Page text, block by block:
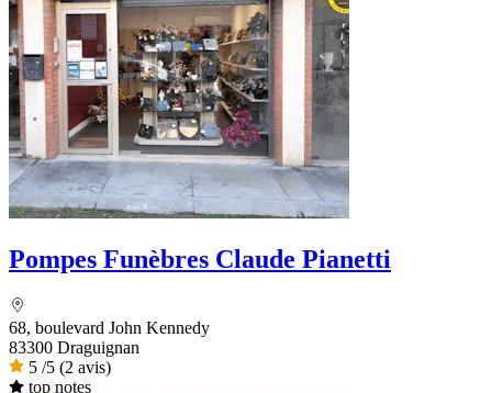
Pompes Funèbres Claude Pianetti
68, boulevard John Kennedy
83300 Draguignan
5 /5 (2 avis)
top notes